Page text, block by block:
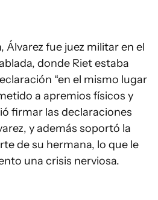
Álvarez fue juez militar en el
donde Riet estaba
“en el mismo lugar
a apremios físicos y
firmar las declaraciones
y además soportó la
de su hermana, lo que le
una crisis nerviosa.